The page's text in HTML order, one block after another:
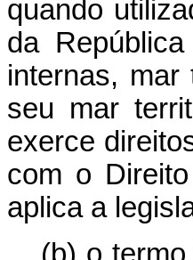
quando
da
internas,
seu mar
exerce
com o
aplica a